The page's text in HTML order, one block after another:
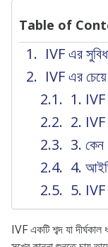
Table of
IVF এর
IVF এর চেয়ে
1. IVF
2. IVF
3. কেন
4.
5. IVF
IVF একটি শব্দ যা